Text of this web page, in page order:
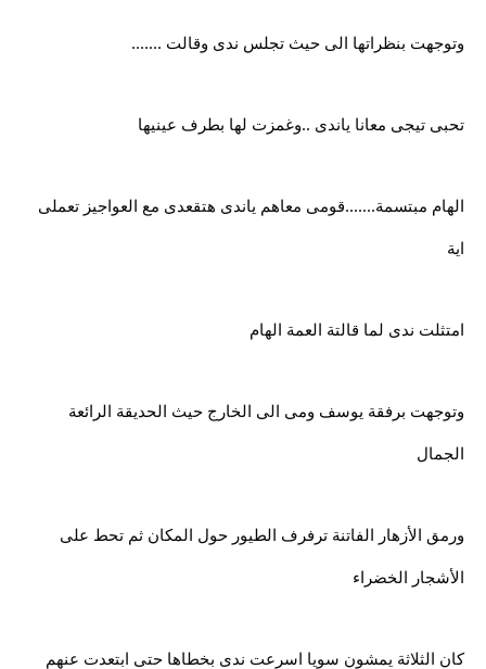
وتوجهت بنظراتها الى حيث تجلس ندى وقالت .......
تحبى تيجى معانا ياندى ..وغمزت لها بطرف عينيها
الهام مبتسمة.......قومى معاهم ياندى هتقعدى مع العواجيز تعملى
اية
امتثلت ندى لما قالتة العمة الهام
وتوجهت برفقة يوسف ومى الى الخارج حيث الحديقة الرائعة
الجمال
ورمق الأزهار الفاتنة ترفرف الطيور حول المكان ثم تحط على
الأشجار الخضراء
كان الثلاثة يمشون سويا اسرعت ندى بخطاها حتى ابتعدت عنهم